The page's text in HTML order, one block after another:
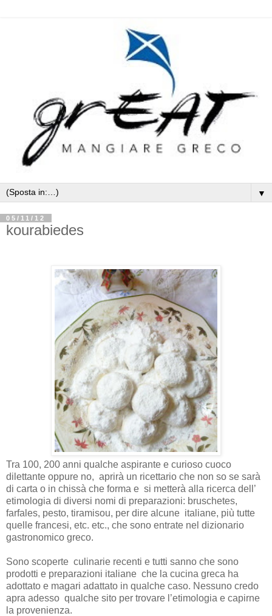
▼
05/11/12
kourabiedes
Tra 100, 200 anni qualche aspirante e curioso cuoco
dilettante oppure no, aprirà un ricettario che non so se sarà
di carta o in chissà che forma e si metterà alla ricerca dell’
etimologia di diversi nomi di preparazioni: bruschetes,
farfales, pesto, tiramisou, per dire alcune italiane, più tutte
quelle francesi, etc. etc., che sono entrate nel dizionario
gastronomico greco.
Sono scoperte culinarie recenti e tutti sanno che sono
prodotti e preparazioni italiane che la cucina greca ha
adottato e magari adattato in qualche caso. Nessuno credo
apra adesso qualche sito per trovare l’etimologia e capirne
la provenienza.